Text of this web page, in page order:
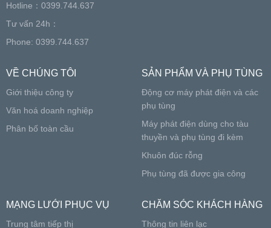
Hotline：0399.744.637
Tư vấn 24h：
Phone: 0399.744.637
VỀ CHÚNG TÔI
Giới thiệu công ty
Văn hoá doanh nghiệp
Phân bố toàn cầu
SẢN PHẨM VÀ PHỤ TÙNG
Động cơ máy phát điện và các
phụ tùng
Máy phát điện dùng cho tàu
thuyền và phụ tùng đi kèm
Khuôn đúc rỗng
Phụ tùng đã được gia công
MẠNG LƯỚI PHỤC VỤ
Trung tâm tiếp thị
CHĂM SÓC KHÁCH HÀNG
Thông tin liên lạc